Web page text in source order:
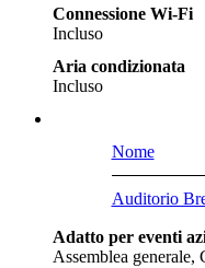
Connessione Wi-Fi
Incluso
Aria condizionata
Incluso
Nome
Auditorio
Adatto per eventi
Assemblea generale,